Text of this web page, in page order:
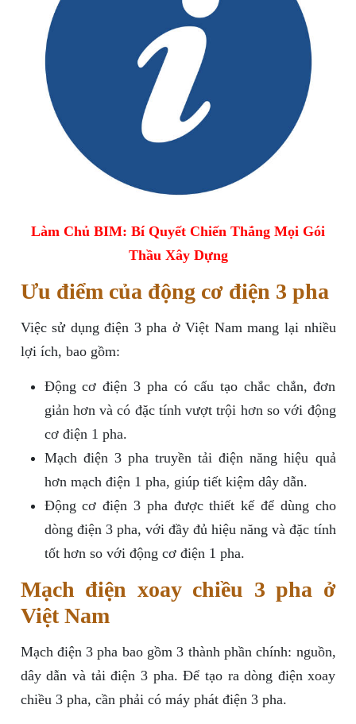
Làm Chủ BIM: Bí Quyết Chiến Thắng Mọi Gói
Thầu Xây Dựng
Ưu điểm của động cơ điện 3 pha
Việc sử dụng điện 3 pha ở Việt Nam mang lại nhiều
lợi ích, bao gồm:
Động cơ điện 3 pha có cấu tạo chắc chắn, đơn
giản hơn và có đặc tính vượt trội hơn so với động
cơ điện 1 pha.
Mạch điện 3 pha truyền tải điện năng hiệu quả
hơn mạch điện 1 pha, giúp tiết kiệm dây dẫn.
Động cơ điện 3 pha được thiết kế để dùng cho
dòng điện 3 pha, với đầy đủ hiệu năng và đặc tính
tốt hơn so với động cơ điện 1 pha.
Mạch điện xoay chiều 3 pha ở
Việt Nam
Mạch điện 3 pha bao gồm 3 thành phần chính: nguồn,
dây dẫn và tải điện 3 pha. Để tạo ra dòng điện xoay
chiều 3 pha, cần phải có máy phát điện 3 pha.